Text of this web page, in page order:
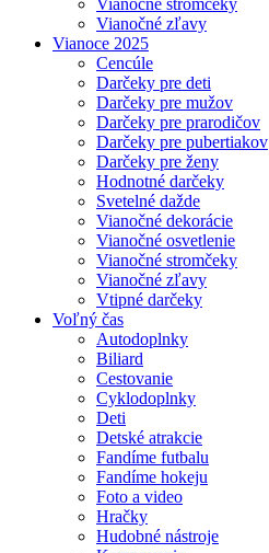
Vianočné zľavy
Vianoce 2025
Cencúle
Darčeky pre deti
Darčeky pre mužov
Darčeky pre prarodičov
Darčeky pre pubertiakov
Darčeky pre ženy
Hodnotné darčeky
Svetelné dažde
Vianočné dekorácie
Vianočné osvetlenie
Vianočné stromčeky
Vianočné zľavy
Vtipné darčeky
Voľný čas
Autodoplnky
Biliard
Cestovanie
Cyklodoplnky
Deti
Detské atrakcie
Fandíme futbalu
Fandíme hokeju
Foto a video
Hračky
Hudobné nástroje